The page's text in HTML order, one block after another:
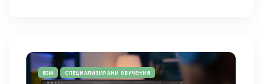
BIM СПЕЦИАЛИЗИРАНИ ОБУЧЕНИЯ